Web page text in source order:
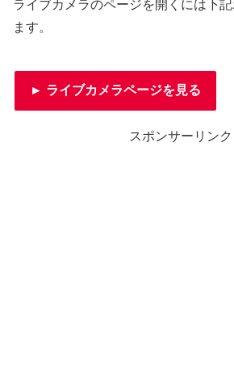
ライブカメラのページを開くには下
ます。
► ライブカメラページを見る
スポンサーリンク